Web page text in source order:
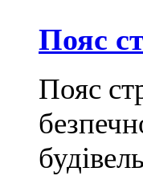
Пояс
Пояс